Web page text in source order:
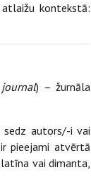
kontekstā:
) – žurnāla
sedz autors/-i vai
pieejami atvērtā
vai dimanta,